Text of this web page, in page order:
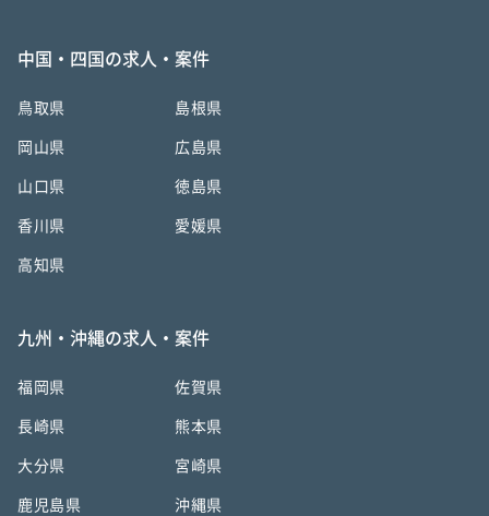
中国・四国の求人・案件
鳥取県 島根県
岡山県 広島県
山口県 徳島県
香川県 愛媛県
高知県
九州・沖縄の求人・案件
福岡県 佐賀県
長崎県 熊本県
大分県 宮崎県
鹿児島県 沖縄県